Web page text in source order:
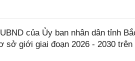
của Ủy ban nhân dân tỉnh
sở giới giai đoạn 2026 - 2030 trên